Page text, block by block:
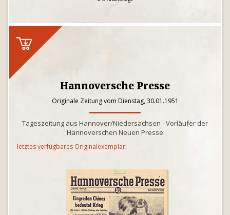
Hannoversche Presse
Originale Zeitung vom Dienstag, 30.01.1951
Tageszeitung aus Hannover/Niedersachsen - Vorläufer der
Hannoverschen Neuen Presse
letztes verfügbares Originalexemplar!